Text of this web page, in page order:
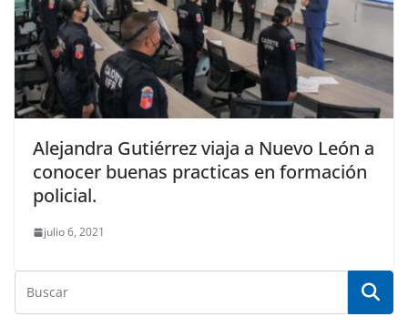
Alejandra Gutiérrez viaja a Nuevo León a
conocer buenas practicas en formación
policial.
julio 6, 2021